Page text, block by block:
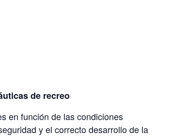
de recreo
en función de las condiciones
y el correcto desarrollo de la